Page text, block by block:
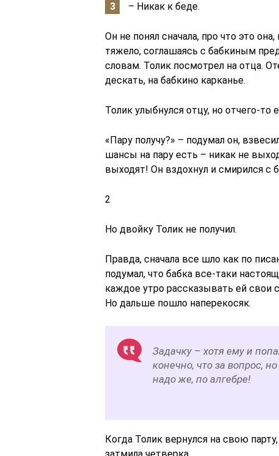
– Никак к беде.
Он не понял сначала, про что это
тяжело, соглашаясь с бабкиным
словам. Толик посмотрел на отца.
дескать, на бабкино карканье.
Толик улыбнулся отцу, но отчего-то
«Пару получу?» – подумал он,
шансы на пару есть – никак не
выходят! Он вздохнул и смирился с
2
Но двойку Толик не получил.
Правда, сначала все шло как по
подумал, что бабка все-таки
каждое утро рассказывать ей свои
Но дальше пошло наперекосяк.
Задачку – хотя ему и
конечно, что за вопрос,
надо же, по алгебре!
Когда Толик вернулся на свою